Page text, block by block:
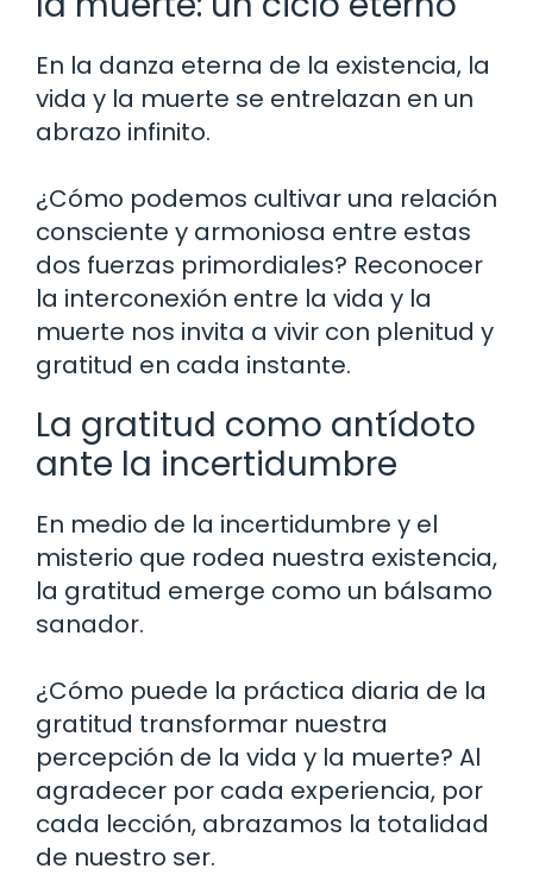
En la danza eterna de la existencia, la
vida y la muerte se entrelazan en un
abrazo infinito.
¿Cómo podemos cultivar una relación
consciente y armoniosa entre estas
dos fuerzas primordiales? Reconocer
la interconexión entre la vida y la
muerte nos invita a vivir con plenitud y
gratitud en cada instante.
La gratitud como antídoto
ante la incertidumbre
En medio de la incertidumbre y el
misterio que rodea nuestra existencia,
la gratitud emerge como un bálsamo
sanador.
¿Cómo puede la práctica diaria de la
gratitud transformar nuestra
percepción de la vida y la muerte? Al
agradecer por cada experiencia, por
cada lección, abrazamos la totalidad
de nuestro ser.